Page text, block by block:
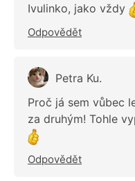
Ivulinko, jako vždy
Odpovědět
Petra Ku.
Proč já sem vůbec
za druhým! Tohle
Odpovědět